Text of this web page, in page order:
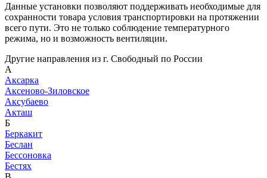
Данные установки позволяют поддерживать необходимые для
сохранности товара условия транспортировки на протяжении
всего пути. Это не только соблюдение температурного
режима, но и возможность вентиляции.
Другие направления из г. Свободный по России
А
Аксарка
Аксеново-Зиловское
Аксубаево
Акташ
Б
Беркакит
Беслан
Бессоновка
Бестях